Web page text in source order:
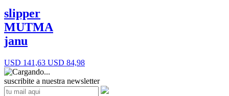
slipper
MUTMA
janu
USD 141,63 USD 84,98
suscribite a nuestra newsletter